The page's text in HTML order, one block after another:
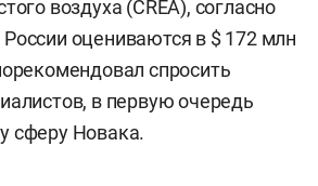
воздуха (CREA), согласно
оцениваются в $ 172 млн
спросить
в первую очередь
сферу Новака.